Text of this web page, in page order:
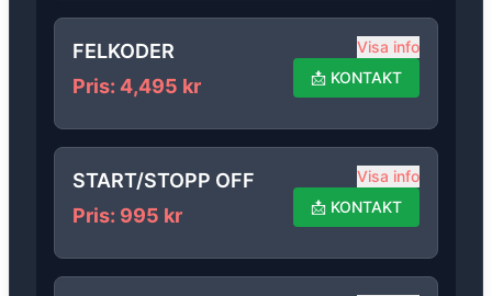
FELKODER
Pris: 4,495 kr
Visa info
📩 KONTAKT
START/STOPP OFF
Pris: 995 kr
Visa info
📩 KONTAKT